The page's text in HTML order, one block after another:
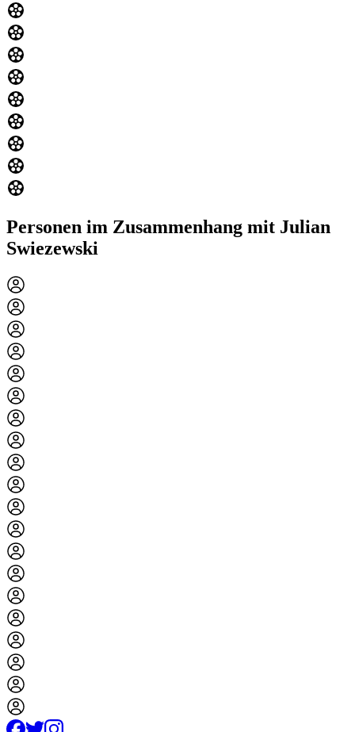
Personen im Zusammenhang mit Julian
Swiezewski